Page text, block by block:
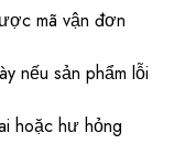
mã vận đơn
nếu sản phẩm lỗi
hoặc hư hỏng